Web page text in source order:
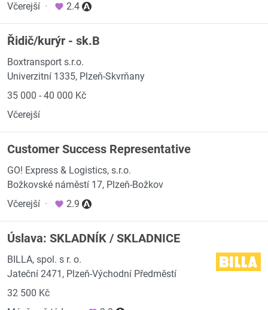
Včerejší · 2.4
Řidič/kurýr - sk.B
Boxtransport s.r.o.
Univerzitní 1335, Plzeň-Skvrňany
35 000 - 40 000 Kč
Včerejší
Customer Success Representative
GO! Express & Logistics, s.r.o.
Božkovské náměstí 17, Plzeň-Božkov
Včerejší · 2.9
Úslava: SKLADNÍK / SKLADNICE
BILLA, spol. s r. o.
Jateční 2471, Plzeň-Východní Předměstí
32 500 Kč